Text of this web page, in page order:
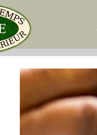
Pots de jardin
Pots de jardin
Pots à cactées